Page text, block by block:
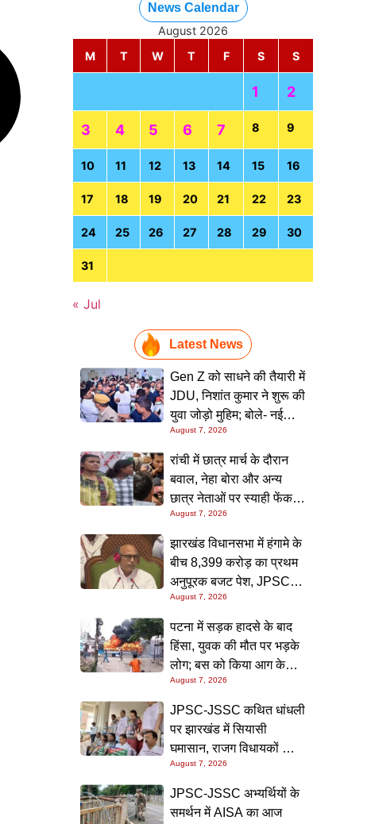
News Calendar
August 2026
M
T W T F S S
1 2
3 4 5 6 7 8 9
10 11 12 13 14 15 16
17 18 19 20 21 22 23
24 25 26 27 28 29 30
31
« Jul
Latest News
Gen Z को साधने की तैयारी में
JDU, निशांत कुमार ने शुरू की
युवा जोड़ो मुहिम; बोले- नई
पीढ़ी तक पहुंचाएं नीतीश
सरकार के 20 सालों के काम
August 7, 2026
रांची में छात्र मार्च के दौरान
बवाल, नेहा बोरा और अन्य
छात्र नेताओं पर स्याही फेंकने
वाला युवक पकड़ा गया; पुलिस
ने संभाला मोर्चा
August 7, 2026
झारखंड विधानसभा में हंगामे के
बीच 8,399 करोड़ का प्रथम
अनुपूरक बजट पेश, JPSC-
JSSC मुद्दे पर विपक्ष का
विरोध; कार्यवाही सोमवार तक
स्थगित
August 7, 2026
पटना में सड़क हादसे के बाद
हिंसा, युवक की मौत पर भड़के
लोग; बस को किया आग के
हवाले, पुलिस और मीडिया पर
भी हमला
August 7, 2026
JPSC-JSSC कथित धांधली
पर झारखंड में सियासी
घमासान, राजग विधायकों का
विधानसभा के बाहर जोरदार
प्रदर्शन; CM हेमंत सोरेन के
इस्तीफे की उठी मांग
August 7, 2026
JPSC-JSSC अभ्यर्थियों के
समर्थन में AISA का आज